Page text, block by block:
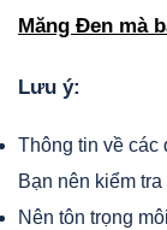
Măng Đen mà
Lưu ý:
Thông tin về các
Bạn nên kiểm
Nên tôn trọng